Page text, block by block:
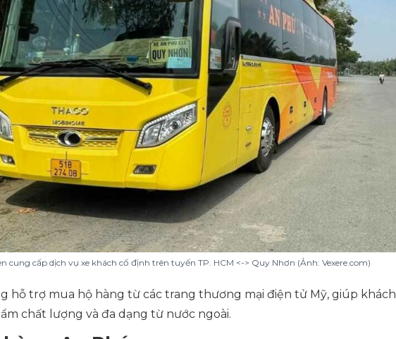
cung cấp dịch vụ xe khách cố định trên tuyến TP. HCM <-> Quy Nhơn (Ảnh: Vexere.com)
hỗ trợ mua hộ hàng từ các trang thương mại điện tử Mỹ, giúp khách
chất lượng và đa dạng từ nước ngoài.